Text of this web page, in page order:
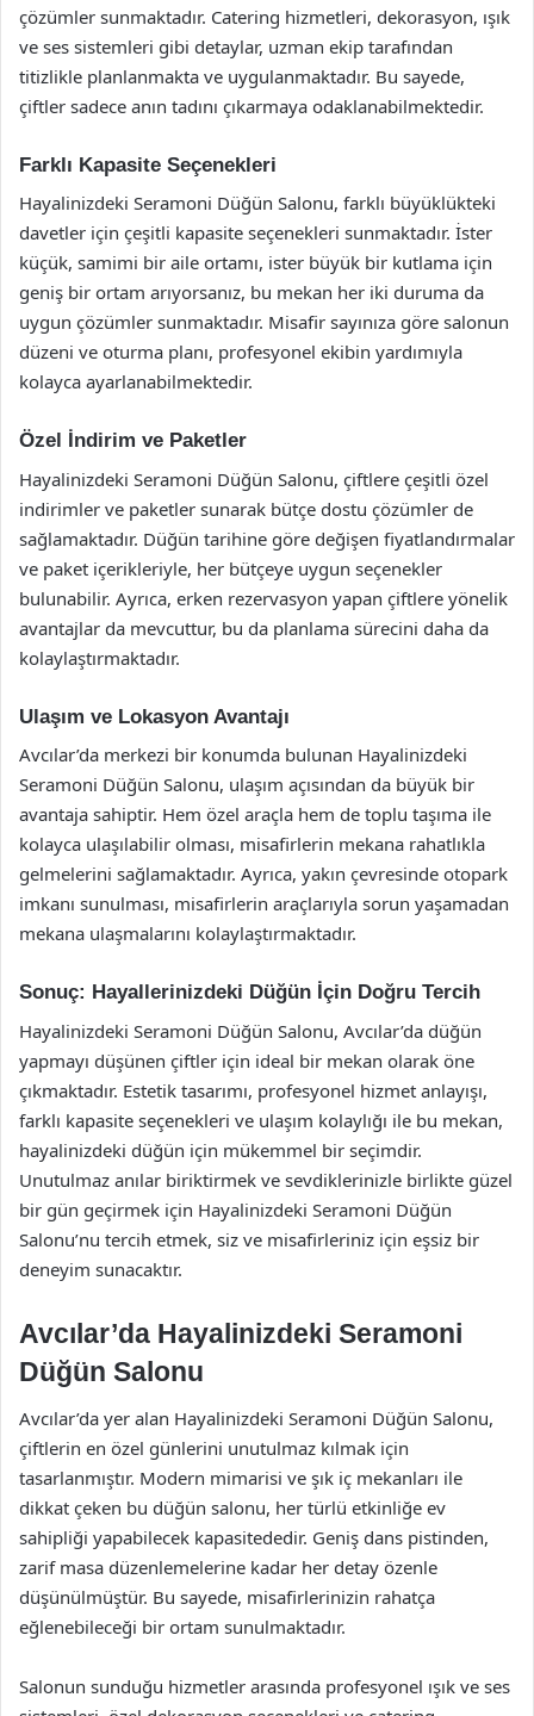
çözümler sunmaktadır. Catering hizmetleri, dekorasyon, ışık
ve ses sistemleri gibi detaylar, uzman ekip tarafından
titizlikle planlanmakta ve uygulanmaktadır. Bu sayede,
çiftler sadece anın tadını çıkarmaya odaklanabilmektedir.
Farklı Kapasite Seçenekleri
Hayalinizdeki Seramoni Düğün Salonu, farklı büyüklükteki
davetler için çeşitli kapasite seçenekleri sunmaktadır. İster
küçük, samimi bir aile ortamı, ister büyük bir kutlama için
geniş bir ortam arıyorsanız, bu mekan her iki duruma da
uygun çözümler sunmaktadır. Misafir sayınıza göre salonun
düzeni ve oturma planı, profesyonel ekibin yardımıyla
kolayca ayarlanabilmektedir.
Özel İndirim ve Paketler
Hayalinizdeki Seramoni Düğün Salonu, çiftlere çeşitli özel
indirimler ve paketler sunarak bütçe dostu çözümler de
sağlamaktadır. Düğün tarihine göre değişen fiyatlandırmalar
ve paket içerikleriyle, her bütçeye uygun seçenekler
bulunabilir. Ayrıca, erken rezervasyon yapan çiftlere yönelik
avantajlar da mevcuttur, bu da planlama sürecini daha da
kolaylaştırmaktadır.
Ulaşım ve Lokasyon Avantajı
Avcılar’da merkezi bir konumda bulunan Hayalinizdeki
Seramoni Düğün Salonu, ulaşım açısından da büyük bir
avantaja sahiptir. Hem özel araçla hem de toplu taşıma ile
kolayca ulaşılabilir olması, misafirlerin mekana rahatlıkla
gelmelerini sağlamaktadır. Ayrıca, yakın çevresinde otopark
imkanı sunulması, misafirlerin araçlarıyla sorun yaşamadan
mekana ulaşmalarını kolaylaştırmaktadır.
Sonuç: Hayallerinizdeki Düğün İçin Doğru Tercih
Hayalinizdeki Seramoni Düğün Salonu, Avcılar’da düğün
yapmayı düşünen çiftler için ideal bir mekan olarak öne
çıkmaktadır. Estetik tasarımı, profesyonel hizmet anlayışı,
farklı kapasite seçenekleri ve ulaşım kolaylığı ile bu mekan,
hayalinizdeki düğün için mükemmel bir seçimdir.
Unutulmaz anılar biriktirmek ve sevdiklerinizle birlikte güzel
bir gün geçirmek için Hayalinizdeki Seramoni Düğün
Salonu’nu tercih etmek, siz ve misafirleriniz için eşsiz bir
deneyim sunacaktır.
Avcılar’da Hayalinizdeki Seramoni
Düğün Salonu
Avcılar’da yer alan Hayalinizdeki Seramoni Düğün Salonu,
çiftlerin en özel günlerini unutulmaz kılmak için
tasarlanmıştır. Modern mimarisi ve şık iç mekanları ile
dikkat çeken bu düğün salonu, her türlü etkinliğe ev
sahipliği yapabilecek kapasitededir. Geniş dans pistinden,
zarif masa düzenlemelerine kadar her detay özenle
düşünülmüştür. Bu sayede, misafirlerinizin rahatça
eğlenebileceği bir ortam sunulmaktadır.
Salonun sunduğu hizmetler arasında profesyonel ışık ve ses